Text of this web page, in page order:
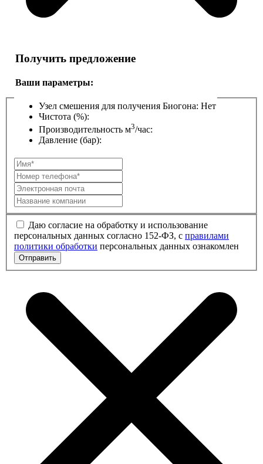
Получить предложение
Ваши параметры:
Узел смешения для получения Биогона: Нет
Чистота (%):
Производительность м3/час:
Давление (бар):
Даю согласие на обработку и использование
персональных данных согласно 152-ФЗ, с правилами
политики обработки персональных данных ознакомлен
Отправить